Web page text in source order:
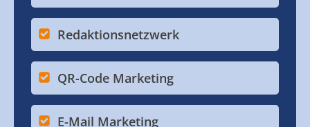
Redaktionsnetzwerk
QR-Code Marketing
E-Mail Marketing